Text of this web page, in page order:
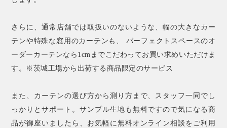
さらに、通常店舗では取扱いのないような、幅の大きなカー
テンや特殊な窓用のカーテンも、 パーフェクトスペースのオ
ーダーカーテンなら1cmまでこだわってお買い求めいただけま
す。※茨城工場から出荷する商品限定のサービス
また、カーテンの選び方から測り方まで、スタッフ一同でし
っかりとサポート。サンプル生地も無料ですので気になる商
品が御座いましたら、お気軽に無料オンライン相談をご利用